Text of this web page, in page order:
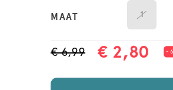
MAAT 1
€ 6,99 € 2,80 -